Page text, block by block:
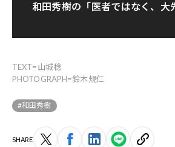
和田秀樹の「医者ではなく、大
TEXT=山城稔
PHOTOGRAPH=鈴木規仁
#和田秀樹
SHARE